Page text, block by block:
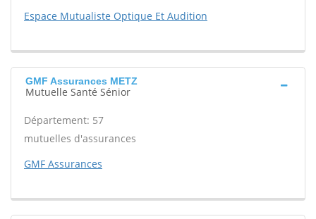
Espace Mutualiste Optique Et Audition
GMF Assurances METZ
Mutuelle Santé Sénior
Département: 57
mutuelles d'assurances
GMF Assurances